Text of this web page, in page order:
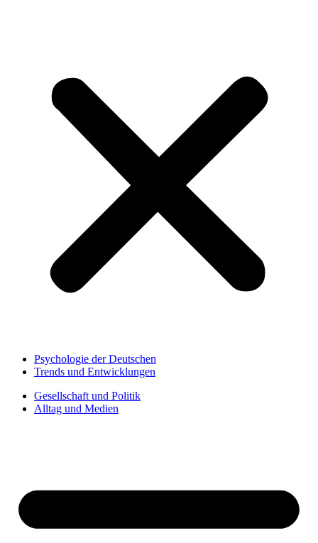
Psychologie der Deutschen
Trends und Entwicklungen
Gesellschaft und Politik
Alltag und Medien